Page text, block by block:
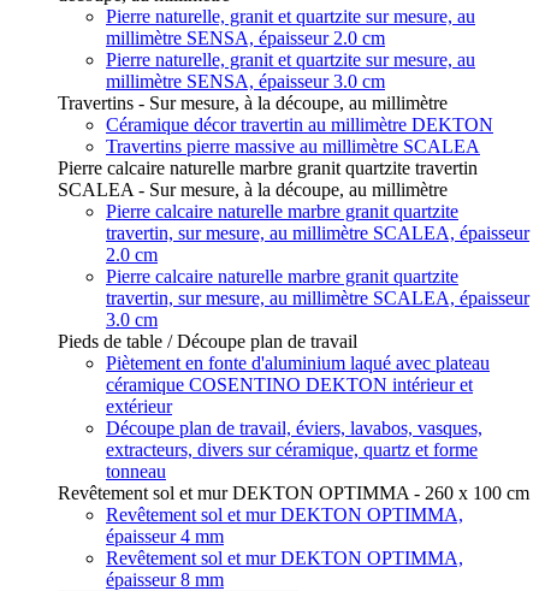
Pierre naturelle, granit et quartzite sur mesure, au
millimètre SENSA, épaisseur 2.0 cm
Pierre naturelle, granit et quartzite sur mesure, au
millimètre SENSA, épaisseur 3.0 cm
Travertins - Sur mesure, à la découpe, au millimètre
Céramique décor travertin au millimètre DEKTON
Travertins pierre massive au millimètre SCALEA
Pierre calcaire naturelle marbre granit quartzite travertin
SCALEA - Sur mesure, à la découpe, au millimètre
Pierre calcaire naturelle marbre granit quartzite
travertin, sur mesure, au millimètre SCALEA, épaisseur
2.0 cm
Pierre calcaire naturelle marbre granit quartzite
travertin, sur mesure, au millimètre SCALEA, épaisseur
3.0 cm
Pieds de table / Découpe plan de travail
Piètement en fonte d'aluminium laqué avec plateau
céramique COSENTINO DEKTON intérieur et
extérieur
Découpe plan de travail, éviers, lavabos, vasques,
extracteurs, divers sur céramique, quartz et forme
tonneau
Revêtement sol et mur DEKTON OPTIMMA - 260 x 100 cm
Revêtement sol et mur DEKTON OPTIMMA,
épaisseur 4 mm
Revêtement sol et mur DEKTON OPTIMMA,
épaisseur 8 mm